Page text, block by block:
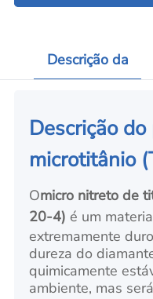
Descrição da
Descrição
microtitânio
Omicro nitreto de
20-4) é um
extremamente
dureza do
quimicamente
ambiente, mas